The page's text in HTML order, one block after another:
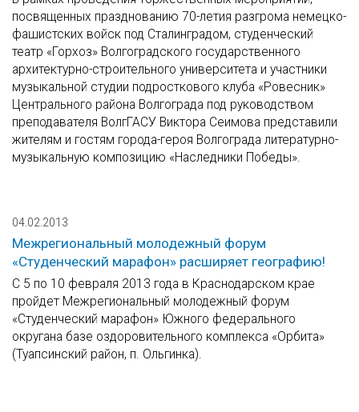
посвященных празднованию 70-летия разгрома немецко-
фашистских войск под Сталинградом, студенческий
театр «Горхоз» Волгоградского государственного
архитектурно-строительного университета и участники
музыкальной студии подросткового клуба «Ровесник»
Центрального района Волгограда под руководством
преподавателя ВолгГАСУ Виктора Сеимова представили
жителям и гостям города-героя Волгограда литературно-
музыкальную композицию «Наследники Победы».
04.02.2013
Межрегиональный молодежный форум
«Студенческий марафон» расширяет географию!
C 5 по 10 февраля 2013 года в Краснодарском крае
пройдет Межрегиональный молодежный форум
«Студенческий марафон» Южного федерального
округана базе оздоровительного комплекса «Орбита»
(Туапсинский район, п. Ольгинка).